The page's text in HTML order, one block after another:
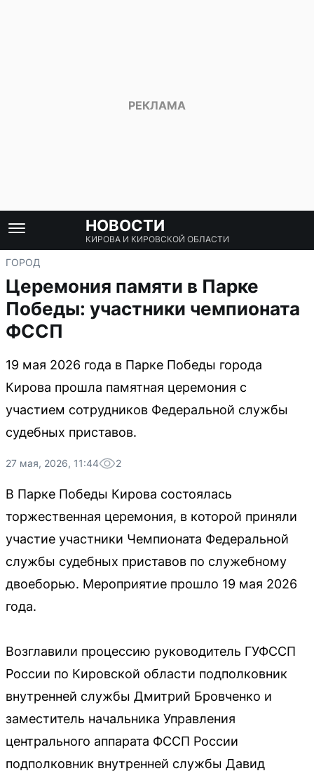
НОВОСТИ
КИРОВА И КИРОВСКОЙ ОБЛАСТИ
ГОРОД
Церемония памяти в Парке
Победы: участники чемпионата
ФССП
19 мая 2026 года в Парке Победы города
Кирова прошла памятная церемония с
участием сотрудников Федеральной службы
судебных приставов.
27 мая, 2026, 11:44 2
В Парке Победы Кирова состоялась
торжественная церемония, в которой приняли
участие участники Чемпионата Федеральной
службы судебных приставов по служебному
двоеборью. Мероприятие прошло 19 мая 2026
года.
Возглавили процессию руководитель ГУФССП
России по Кировской области подполковник
внутренней службы Дмитрий Бровченко и
заместитель начальника Управления
центрального аппарата ФССП России
подполковник внутренней службы Давид